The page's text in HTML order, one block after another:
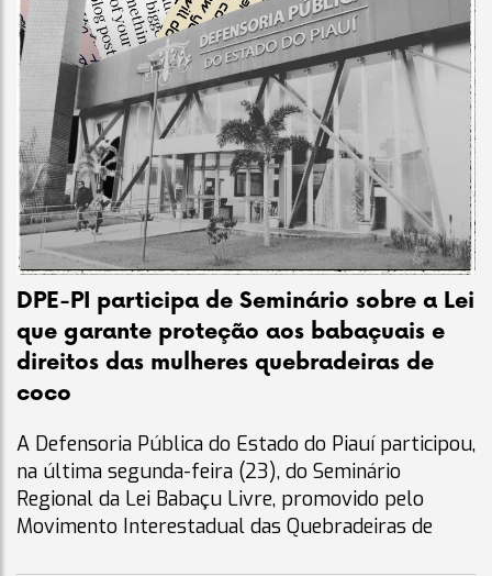
DPE-PI participa de Seminário sobre a Lei
que garante proteção aos babaçuais e
direitos das mulheres quebradeiras de
coco
A Defensoria Pública do Estado do Piauí participou,
na última segunda-feira (23), do Seminário
Regional da Lei Babaçu Livre, promovido pelo
Movimento Interestadual das Quebradeiras de